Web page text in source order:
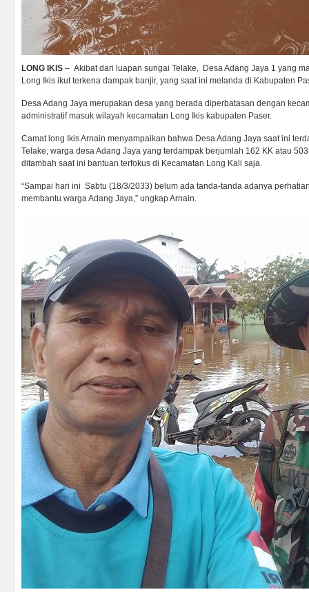
LONG IKIS – Akibat dari luapan sungai Telake, Desa Adang Jaya 1 yang
Long Ikis ikut terkena dampak banjir, yang saat ini melanda di Kabupaten
Desa Adang Jaya merupakan desa yang berada diperbatasan dengan
administratif masuk wilayah kecamatan Long Ikis kabupaten Paser.
Camat long Ikis Arnain menyampaikan bahwa Desa Adang Jaya saat ini
Telake, warga desa Adang Jaya yang terdampak berjumlah 162 KK atau
ditambah saat ini bantuan terfokus di Kecamatan Long Kali saja.
“Sampai hari ini Sabtu (18/3/2033) belum ada tanda-tanda adanya
membantu warga Adang Jaya,” ungkap Arnain.